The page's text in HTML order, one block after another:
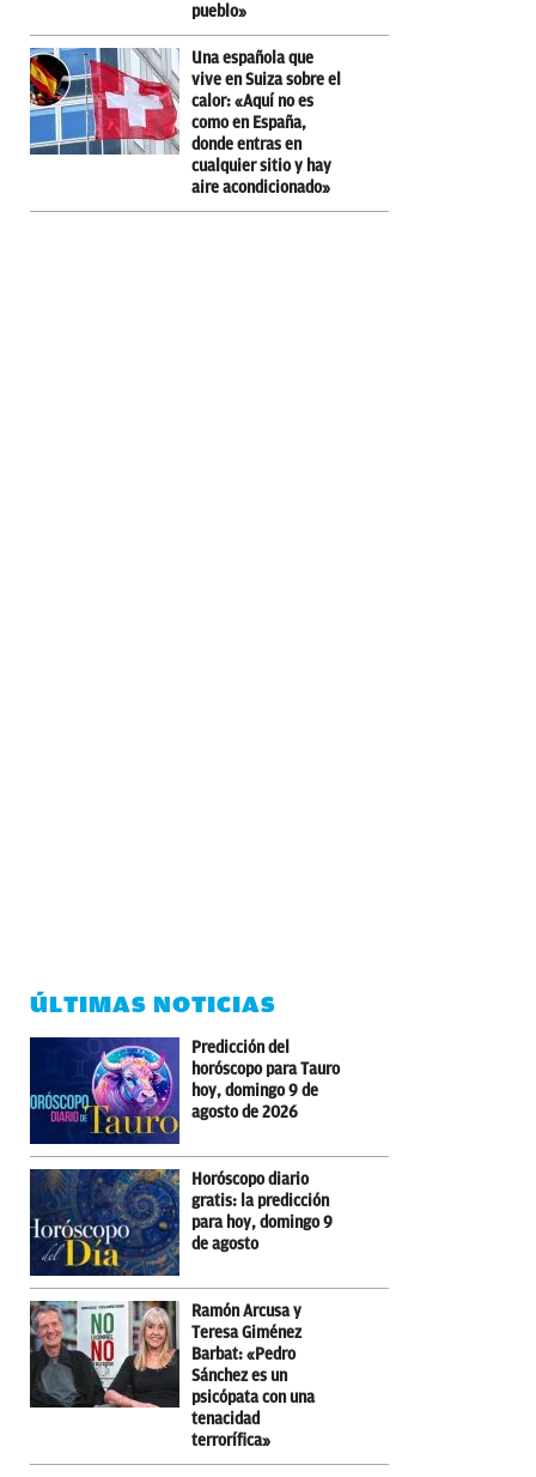
pueblo»
Una española que
vive en Suiza sobre el
calor: «Aquí no es
como en España,
donde entras en
cualquier sitio y hay
aire acondicionado»
ÚLTIMAS NOTICIAS
Predicción del
horóscopo para Tauro
hoy, domingo 9 de
agosto de 2026
Horóscopo diario
gratis: la predicción
para hoy, domingo 9
de agosto
Ramón Arcusa y
Teresa Giménez
Barbat: «Pedro
Sánchez es un
psicópata con una
tenacidad
terrorífica»